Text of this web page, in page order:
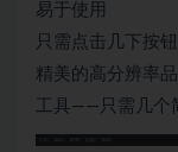
易于使用
只需点击几下按
精美的高分辨率
工具——只需几个